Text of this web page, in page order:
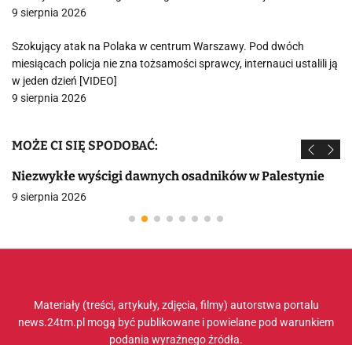
9 sierpnia 2026
Szokujący atak na Polaka w centrum Warszawy. Pod dwóch
miesiącach policja nie zna tożsamości sprawcy, internauci ustalili ją
w jeden dzień [VIDEO]
9 sierpnia 2026
MOŻE CI SIĘ SPODOBAĆ:
Niezwykłe wyścigi dawnych osadników w Palestynie
9 sierpnia 2026
Materiały (treści, artykuły, zdjęcia, filmy) autorstwa portalu
news.24tm.pl mogą być publikowane i powielane pod warunkiem
podania wyraźnego źródła.